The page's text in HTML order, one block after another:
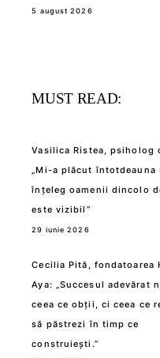
5 august 2026
MUST READ:
Vasilica Ristea, psiholog
„Mi-a plăcut întotdeauna
înțeleg oamenii dincolo
este vizibil”
29 iunie 2026
Cecilia Pită, fondatoarea
Aya: „Succesul adevărat
ceea ce obții, ci ceea ce
să păstrezi în timp ce
construiești.”